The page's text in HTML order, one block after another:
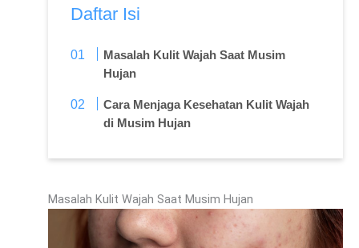
Daftar Isi
Masalah Kulit Wajah Saat Musim
Hujan
Cara Menjaga Kesehatan Kulit Wajah
di Musim Hujan
Masalah Kulit Wajah Saat Musim Hujan